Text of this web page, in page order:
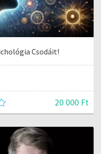
Csodáit!
20 000 Ft